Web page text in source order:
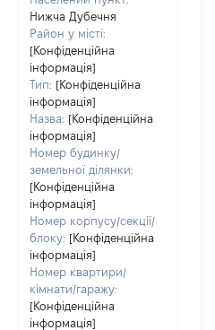
Нижча Дубечня
Район у місті:
[Конфіденційна
інформація]
Тип: [Конфіденційна
інформація]
Назва: [Конфіденційна
інформація]
Номер будинку/
земельної ділянки:
[Конфіденційна
інформація]
Номер корпусу/секції/
блоку: [Конфіденційна
інформація]
Номер квартири/
кімнати/гаражу:
[Конфіденційна
інформація]